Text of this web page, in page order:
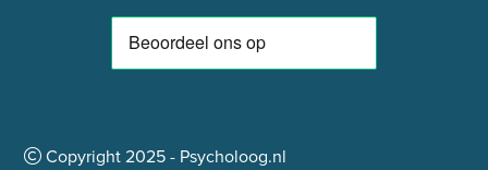
Copyright2025- Psycholoog.nl